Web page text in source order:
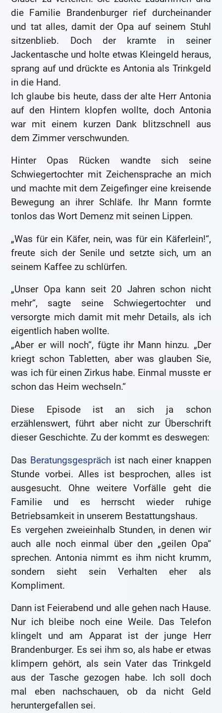
die Familie Brandenburger rief durcheinander
und tat alles, damit der Opa auf seinem Stuhl
sitzenblieb. Doch der kramte in seiner
Jackentasche und holte etwas Kleingeld heraus,
sprang auf und drückte es Antonia als Trinkgeld
in die Hand.
Ich glaube bis heute, dass der alte Herr Antonia
auf den Hintern klopfen wollte, doch Antonia
war mit einem kurzen Dank blitzschnell aus
dem Zimmer verschwunden.
Hinter Opas Rücken wandte sich seine
Schwiegertochter mit Zeichensprache an mich
und machte mit dem Zeigefinger eine kreisende
Bewegung an ihrer Schläfe. Ihr Mann formte
tonlos das Wort Demenz mit seinen Lippen.
„Was für ein Käfer, nein, was für ein Käferlein!“,
freute sich der Senile und setzte sich, um an
seinem Kaffee zu schlürfen.
„Unser Opa kann seit 20 Jahren schon nicht
mehr“, sagte seine Schwiegertochter und
versorgte mich damit mit mehr Details, als ich
eigentlich haben wollte.
„Aber er will noch“, fügte ihr Mann hinzu. „Der
kriegt schon Tabletten, aber was glauben Sie,
was ich für einen Zirkus habe. Einmal musste er
schon das Heim wechseln.“
Diese Episode ist an sich ja schon
erzählenswert, führt aber nicht zur Überschrift
dieser Geschichte. Zu der kommt es deswegen:
Das Beratungsgespräch ist nach einer knappen
Stunde vorbei. Alles ist besprochen, alles ist
ausgesucht. Ohne weitere Vorfälle geht die
Familie und es herrscht wieder ruhige
Betriebsamkeit in unserem Bestattungshaus.
Es vergehen zweieinhalb Stunden, in denen wir
auch alle noch einmal über den „geilen Opa“
sprechen. Antonia nimmt es ihm nicht krumm,
sondern sieht sein Verhalten eher als
Kompliment.
Dann ist Feierabend und alle gehen nach Hause.
Nur ich bleibe noch eine Weile. Das Telefon
klingelt und am Apparat ist der junge Herr
Brandenburger. Es sei ihm so, als habe er etwas
klimpern gehört, als sein Vater das Trinkgeld
aus der Tasche gezogen habe. Ich soll doch
mal eben nachschauen, ob da nicht Geld
heruntergefallen sei.